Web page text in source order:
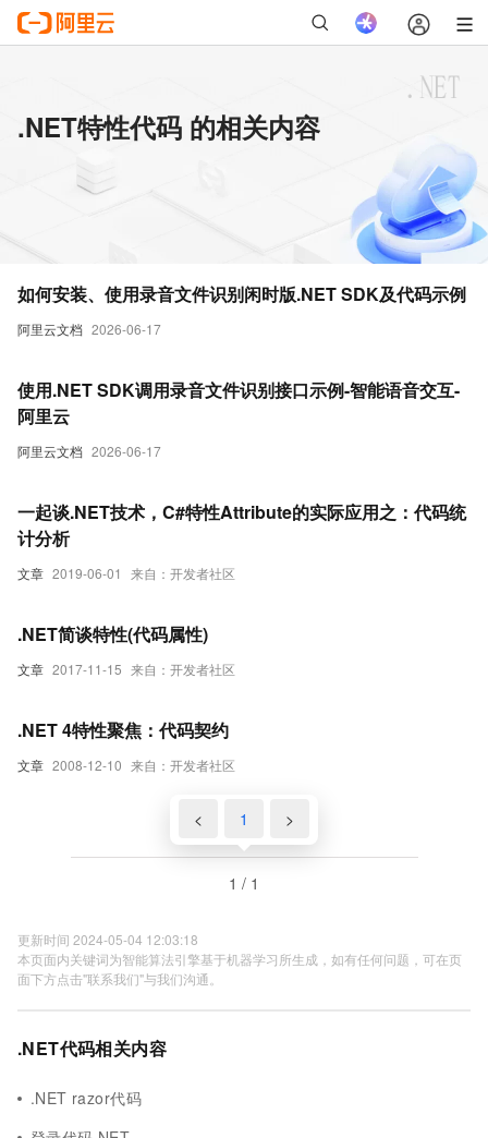
.NET特性代码 的相关内容
阿里云文档 2026-06-17
如何安装、使用录音文件识别闲时版.NET SDK及代码示例
阿里云文档 2026-06-17
使用.NET SDK调用录音文件识别接口示例-智能语音交互-
阿里云
文章 2019-06-01 来自：开发者社区
一起谈.NET技术，C#特性Attribute的实际应用之：代码统
计分析
文章 2017-11-15 来自：开发者社区
.NET简谈特性(代码属性)
文章 2008-12-10 来自：开发者社区
.NET 4特性聚焦：代码契约
< 1 >
1 / 1
更新时间 2024-05-04 12:03:18
本页面内关键词为智能算法引擎基于机器学习所生成，如有任何问题，可在页
面下方点击"联系我们"与我们沟通。
.NET代码相关内容
.NET razor代码